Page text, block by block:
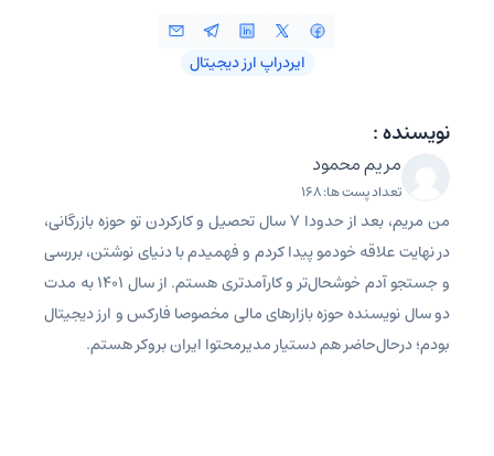
ایردراپ ارز دیجیتال
نویسنده :
مریم محمود
تعداد پست ها: 168
من مریم، بعد از حدودا 7 سال تحصیل و کارکردن تو حوزه بازرگانی،
در نهایت علاقه خودمو پیدا کردم و فهمیدم با دنیای نوشتن، بررسی
و جستجو آدم خوشحال‌تر و کارآمدتری هستم. از سال 1401 به مدت
دو سال نویسنده حوزه بازارهای مالی مخصوصا فارکس و ارز دیجیتال
بودم؛ درحال‌حاضر هم دستیار مدیرمحتوا ایران بروکر هستم.